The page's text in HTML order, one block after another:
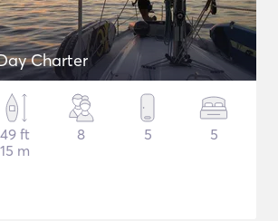
Charter
49 ft
15 m
8 5 5